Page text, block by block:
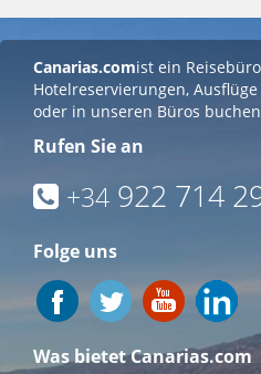
Canarias.comist ein
Hotelreservierungen,
oder in unseren Büros
Rufen Sie an
+34 922 714
Folge uns
Was bietet Canarias.com